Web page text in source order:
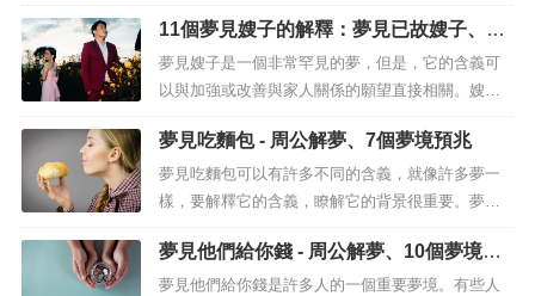
來源。在其他情況下，它可能表明需要發洩我...
的愛，並警告你應該更加關注你的根，因為你讓它
們無人看管。 但是，正如您已經知道的那樣，為了
更好地理解任何夢境的含義，有必要密切關注細
節，因為每種變化都會極大地改變您夢到的含
義。...
11個夢見嫂子的解釋：夢見已故嫂子、夢
見生氣的嫂子
夢見嫂子是一個非常罕見的夢，但是，它的含義可
以與加強或改善與家人關係的願望直接相關。嫂子
是我們兄弟的夥伴，即使我們沒有相同的血統，她
們也被認為是非常近的親戚。毫無疑問，夢見嫂子
可能代表著一個非常吸引人的夢境，特別是如果我
們考慮到她是我們兄弟的伴侶，因此她是我們家庭
中最重要的成員，即使沒有血緣紐帶。需...
夢見吃麵包 - 周公解夢、7個夢境預兆
夢見吃麵包可以有許多不同的含義，就像許多夢一
樣，要解釋它的含義，瞭解它的背景很重要。夢境
世界總是為我們提供了一個很好的機會，讓我們找
到反映在潛意識中的非常特別的資訊。如果您曾經
夢到過吃麵包，請知道這通常與富足和經濟部分有
夢見他們給你錢 - 周公解夢、10個夢境預
兆
夢見他們給你錢是許多人的一個重要夢境。有些人